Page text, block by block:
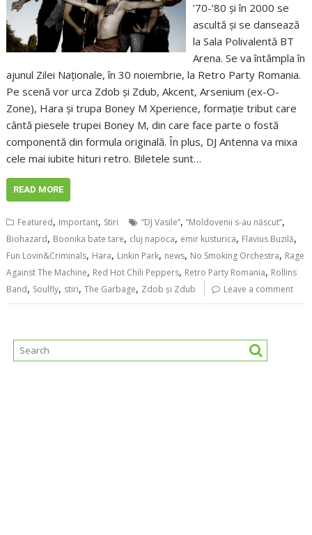
‘70-’80 și în 2000 se
ascultă și se dansează
la Sala Polivalentă BT
Arena. Se va întâmpla în
ajunul Zilei Naționale, în 30 noiembrie, la Retro Party Romania.
Pe scenă vor urca Zdob și Zdub, Akcent, Arsenium (ex-O-
Zone), Hara și trupa Boney M Xperience, formație tribut care
cântă piesele trupei Boney M, din care face parte o fostă
componentă din formula originală. În plus, DJ Antenna va mixa
cele mai iubite hituri retro. Biletele sunt…
READ MORE
Featured, Important, Stiri “DJ Vasile”,“Moldovenii s-au născut”,
Biohazard, Boonika bate tare, cluj napoca, emir kusturica, Flavius Buzilă,
Fun Lovin&Criminals, Hara, Linkin Park, news, No Smoking Orchestra, Rage
Against The Machine, Red Hot Chili Peppers, Retro Party Romania, Rollins
Band, Soulfly, stiri,The Garbage, Zdob și Zdub Leave a comment